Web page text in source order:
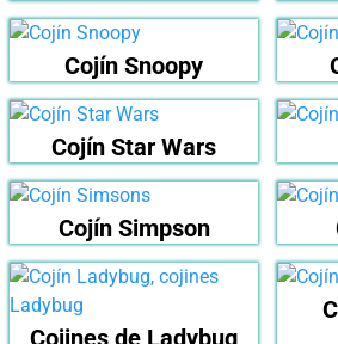
Cojín Snoopy
Cojín Star Wars
Cojín Simpson
Cojines de Ladybug